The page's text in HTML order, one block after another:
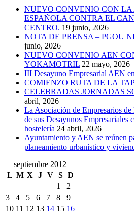
NUEVO CONVENIO CON LA
ESPAÑOLA CONTRA EL
CENTRO. 19 junio, 2026
NOTA DE PRENSA – PGOU
junio, 2026
NUEVO CONVENIO AEN
YOKAMOTRIL 22 mayo, 2026
III Desayuno Empresarial AEN
COMIENZO RUTA DE LA
CELEBRADAS JORNADAS
abril, 2026
La Asociación de Empresarios
de sus Desayunos Empresariales
hostelería 24 abril, 2026
Ayuntamiento y AEN se reúnen
planeamiento urbanístico y
septiembre 2012
L M X J V S D
1
2
3
4 5 6 7 8
9
10 11 12 13 14 15 16